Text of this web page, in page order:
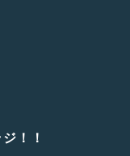
！！